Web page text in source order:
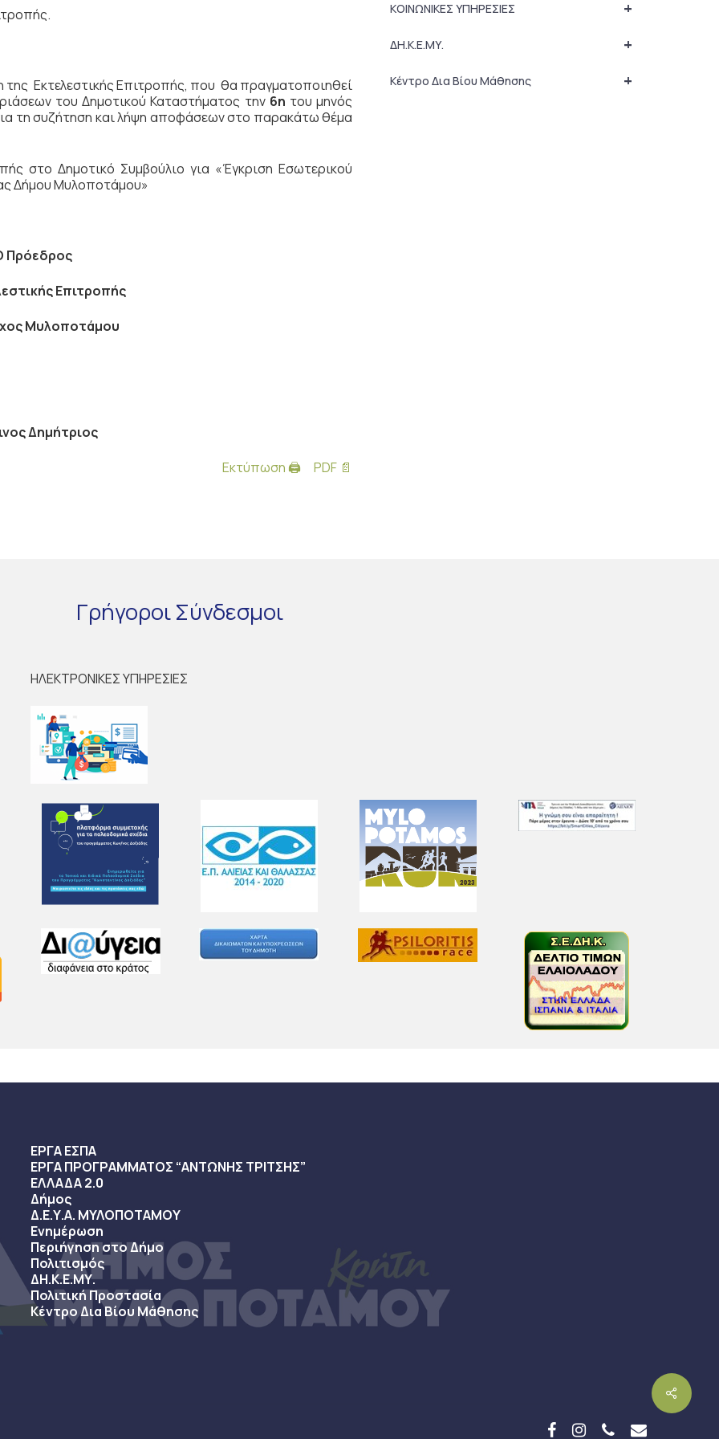
της Εκτελεστικής Επιτροπής, που θα πραγματοποιηθεί
του Δημοτικού Καταστήματος την6η του μηνός
τη συζήτηση και λήψη αποφάσεων στο παρακάτω θέμα
στο Δημοτικό Συμβούλιο για «Έγκριση Εσωτερικού
Δήμου Μυλοποτάμου»
Πρόεδρος
Επιτροπής
Μυλοποτάμου
Δημήτριος
Εκτύπωση 🖨
PDF 📄
+
ΚΟΙΝΩΝΙΚΕΣ ΥΠΗΡΕΣΙΕΣ
+
ΔΗ.Κ.Ε.ΜΥ.
+
Κέντρο Δια Βίου Μάθησης
ΓρήγοροιΣύνδεσμοι
ΗΛΕΚΤΡΟΝΙΚΕΣ ΥΠΗΡΕΣΙΕΣ
ΕΡΓΑ ΕΣΠΑ
ΕΡΓΑ ΠΡΟΓΡΑΜΜΑΤΟΣ “ΑΝΤΩΝΗΣ ΤΡΙΤΣΗΣ”
ΕΛΛΑΔΑ 2.0
Δήμος
Δ.Ε.Υ.Α. ΜΥΛΟΠΟΤΑΜΟΥ
Ενημέρωση
Περιήγηση στο Δήμο
Πολιτισμός
ΔΗ.Κ.Ε.ΜΥ.
Πολιτική Προστασία
Κέντρο Δια Βίου Μάθησης
facebookinstagramphoneemail